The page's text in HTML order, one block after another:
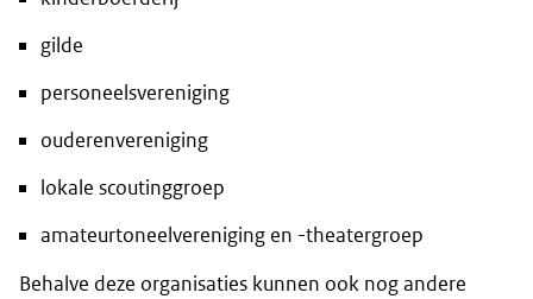
gilde
personeelsvereniging
ouderenvereniging
lokale scoutinggroep
amateurtoneelvereniging en -theatergroep
Behalve deze organisaties kunnen ook nog andere